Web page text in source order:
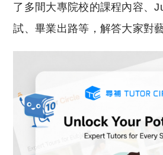
了多間大專院校的課程內容、
試、畢業出路等，解答大家對